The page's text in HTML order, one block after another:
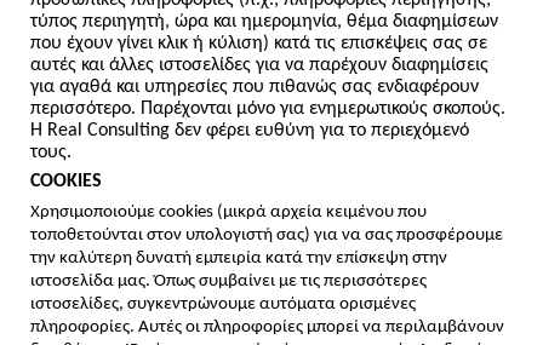
τύπος περιηγητή, ώρα και ημερομηνία, θέμα διαφημίσεων
που έχουν γίνει κλικ ή κύλιση) κατά τις επισκέψεις σας σε
αυτές και άλλες ιστοσελίδες για να παρέχουν διαφημίσεις
για αγαθά και υπηρεσίες που πιθανώς σας ενδιαφέρουν
περισσότερο. Παρέχονται μόνο για ενημερωτικούς σκοπούς.
Η Real Consulting δεν φέρει ευθύνη για το περιεχόμενό
τους.
COOKIES
Χρησιμοποιούμε cookies (μικρά αρχεία κειμένου που
τοποθετούνται στον υπολογιστή σας) για να σας προσφέρουμε
την καλύτερη δυνατή εμπειρία κατά την επίσκεψη στην
ιστοσελίδα μας. Όπως συμβαίνει με τις περισσότερες
ιστοσελίδες, συγκεντρώνουμε αυτόματα ορισμένες
πληροφορίες. Αυτές οι πληροφορίες μπορεί να περιλαμβάνουν